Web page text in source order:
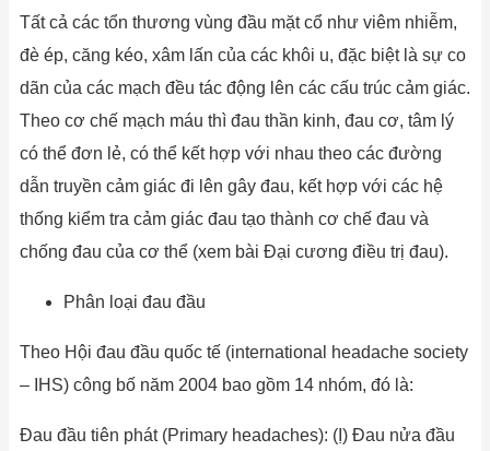
Tất cả các tổn thương vùng đầu mặt cổ như viêm nhiễm,
đè ép, căng kéo, xâm lấn của các khôi u, đặc biệt là sự co
dãn của các mạch đều tác động lên các cấu trúc cảm giác.
Theo cơ chế mạch máu thì đau thần kinh, đau cơ, tâm lý
có thể đơn lẻ, có thể kết hợp với nhau theo các đường
dẫn truyền cảm giác đi lên gây đau, kết hợp với các hệ
thống kiểm tra cảm giác đau tạo thành cơ chế đau và
chống đau của cơ thể (xem bài Đại cương điều trị đau).
Phân loại đau đầu
Theo Hội đau đầu quốc tế (international headache society
– IHS) công bố năm 2004 bao gồm 14 nhóm, đó là:
Đau đầu tiên phát (Primary headaches): (Ị) Đau nửa đầu